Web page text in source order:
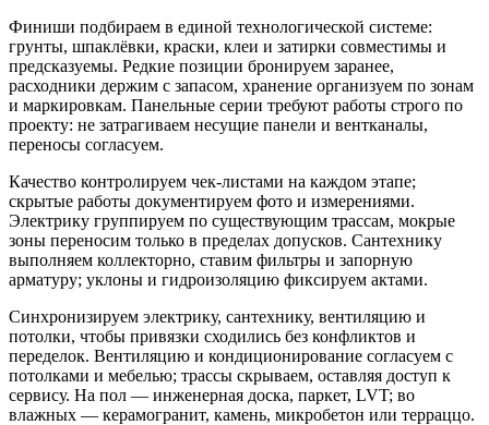
Финиши подбираем в единой технологической системе:
грунты, шпаклёвки, краски, клеи и затирки совместимы и
предсказуемы. Редкие позиции бронируем заранее,
расходники держим с запасом, хранение организуем по зонам
и маркировкам. Панельные серии требуют работы строго по
проекту: не затрагиваем несущие панели и вентканалы,
переносы согласуем.
Качество контролируем чек-листами на каждом этапе;
скрытые работы документируем фото и измерениями.
Электрику группируем по существующим трассам, мокрые
зоны переносим только в пределах допусков. Сантехнику
выполняем коллекторно, ставим фильтры и запорную
арматуру; уклоны и гидроизоляцию фиксируем актами.
Синхронизируем электрику, сантехнику, вентиляцию и
потолки, чтобы привязки сходились без конфликтов и
переделок. Вентиляцию и кондиционирование согласуем с
потолками и мебелью; трассы скрываем, оставляя доступ к
сервису. На пол — инженерная доска, паркет, LVT; во
влажных — керамогранит, камень, микробетон или терраццо.